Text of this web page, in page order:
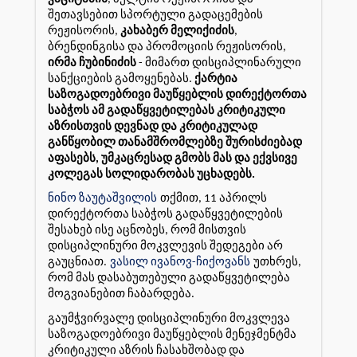
შეთავსებით სპორტული გადაცემების
რეჟისორის, კახაბერ მელიქიძის,
ბრენდინგისა და პრომოციის რეჟისორის,
ირმა ჩუბინიძის - მიმართ დისციპლინარული
სანქციების გამოყენებას. ქარტია
საზოგადოებრივი მაუწყებლის დირექტორთა
საბჭოს ამ გადაწყვეტილებას კრიტიკული
აზრისთვის დევნად და კრიტიკულად
განწყობილ თანამშრომლებზე შურისძიებად
აფასებს, უმკაცრესად გმობს მას და ექვსივე
კოლეგას სოლიდარობას უცხადებს.
ნინო ზაუტაშვილის თქმით, 11 აპრილს
დირექტორთა საბჭოს გადაწყვეტილების
შესახებ ისე აცნობეს, რომ მისთვის
დისციპლინური მოკვლევის შედეგები არ
გაუცნიათ. ვასილ ივანოვ-ჩიქოვანს უთხრეს,
რომ მას დასაბუთებული გადაწყვეტილება
მოგვიანებით ჩაბარდება.
გაუმჭვირვალე დისციპლინური მოკვლევა
საზოგადოებრივი მაუწყებლის მენეჯმენტმა
კრიტიკული აზრის ჩასახშობად და